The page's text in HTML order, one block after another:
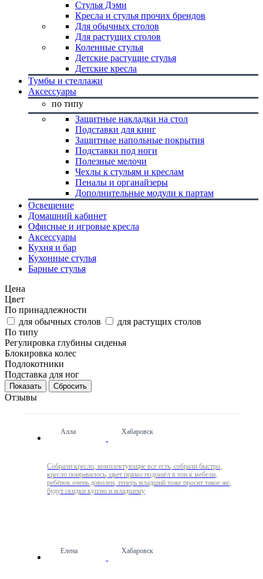
Стулья Дэми
Кресла и стулья прочих брендов
Для обычных столов
Для растущих столов
Коленные стулья
Детские растущие стулья
Детские кресла
Тумбы и стеллажи
Аксессуары
по типу
Защитные накладки на стол
Подставки для книг
Защитные напольные покрытия
Подставки под ноги
Полезные мелочи
Чехлы к стульям и креслам
Пеналы и органайзеры
Дополнительные модули к партам
Освещение
Домашний кабинет
Офисные и игровые кресла
Аксессуары
Кухня и бар
Кухонные стулья
Барные стулья
Цена
Цвет
По принадлежности
для обычных столов
для растущих столов
По типу
Регулировка глубины сиденья
Блокировка колес
Подлокотники
Подставка для ног
Сбросить
Отзывы
Алла Хабаровск
Собрали кресло, комплектующие все есть, собрали быстро,
кресло понравилось, цвет прямо подошёл в тон к мебели,
ребёнок очень доволен, теперь младший тоже просит такое же,
будут скидки куплю и младшему
Елена Хабаровск